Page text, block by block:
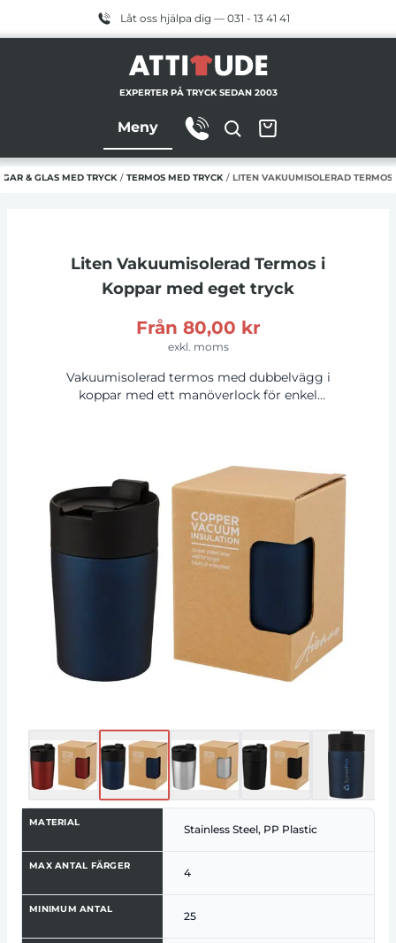
Låt oss hjälpa dig — 031 - 13 41 41
EXPERTER PÅ TRYCK SEDAN 2003
Meny
& GLAS MED TRYCK / TERMOS MED TRYCK / LITEN VAKUUMISOLERAD TERMOS
Liten Vakuumisolerad Termos i
Koppar med eget tryck
Från 80,00 kr
exkl. moms
Vakuumisolerad termos med dubbelvägg i
koppar med ett manöverlock för enkel
och godkänd enligt tysk lagstiftning om livsme
MATERIAL
Stainless Steel, PP Plastic
MAX ANTAL FÄRGER
4
MINIMUM ANTAL
25